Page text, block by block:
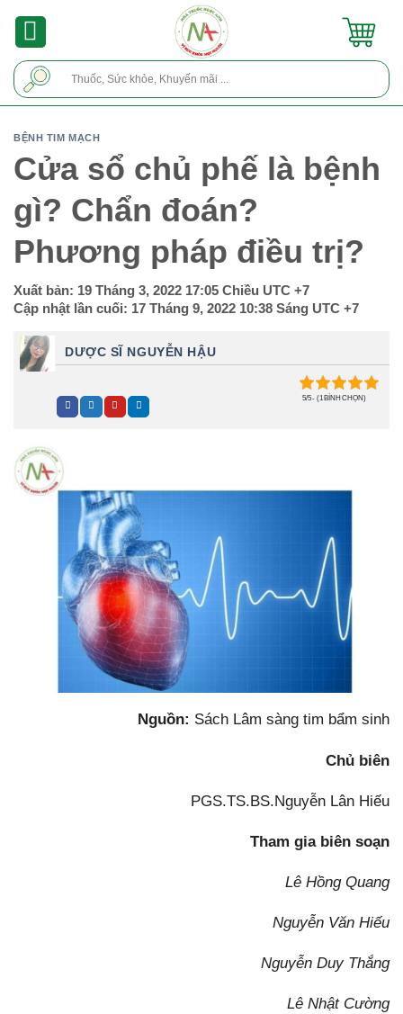
BỆNH TIM MẠCH
Cửa sổ chủ phế là bệnh
gì? Chẩn đoán?
Phương pháp điều trị?
Xuất bản: 19 Tháng 3, 2022 17:05 Chiều UTC +7
Cập nhật lần cuối: 17 Tháng 9, 2022 10:38 Sáng UTC +7
DƯỢC SĨ NGUYỄN HẬU
5/5 - (1 BÌNH CHỌN)
Nguồn: Sách Lâm sàng tim bẩm sinh
Chủ biên
PGS.TS.BS.Nguyễn Lân Hiếu
Tham gia biên soạn
Lê Hồng Quang
Nguyễn Văn Hiếu
Nguyễn Duy Thắng
Lê Nhật Cường